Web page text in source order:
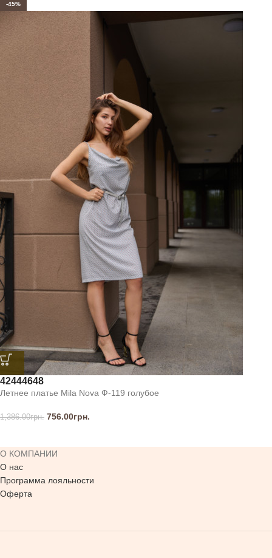
-45%
42444648
Летнее платье Mila Nova Ф-119 голубое
1,386.00грн. 756.00грн.
О КОМПАНИИ
О нас
Программа лояльности
Оферта